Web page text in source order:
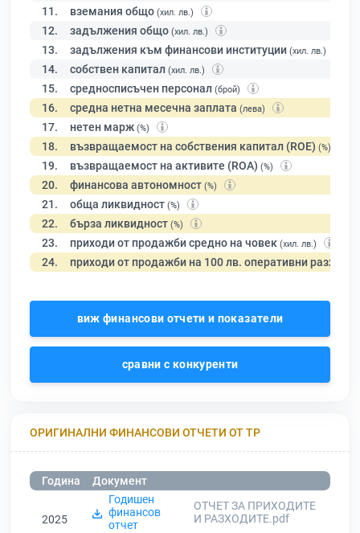
11. вземания общо (хил. лв.)
12. задължения общо (хил. лв.)
13. задължения към финансови институции (хил. лв.)
14. собствен капитал (хил. лв.)
15. средносписъчен персонал (брой)
16. средна нетна месечна заплата (лева)
17. нетен марж (%)
18. възвращаемост на собствения капитал (ROE) (%)
19. възвращаемост на активите (ROA) (%)
20. финансова автономност (%)
21. обща ликвидност (%)
22. бърза ликвидност (%)
23. приходи от продажби средно на човек (хил. лв.)
24. приходи от продажби на 100 лв. оперативни разходи
виж финансови отчети и показатели
сравни с конкуренти
ОРИГИНАЛНИ ФИНАНСОВИ ОТЧЕТИ ОТ ТР
Година Документ
2025
Годишен
финансов
отчет
ОТЧЕТ ЗА ПРИХОДИТЕ
И РАЗХОДИТЕ.pdf